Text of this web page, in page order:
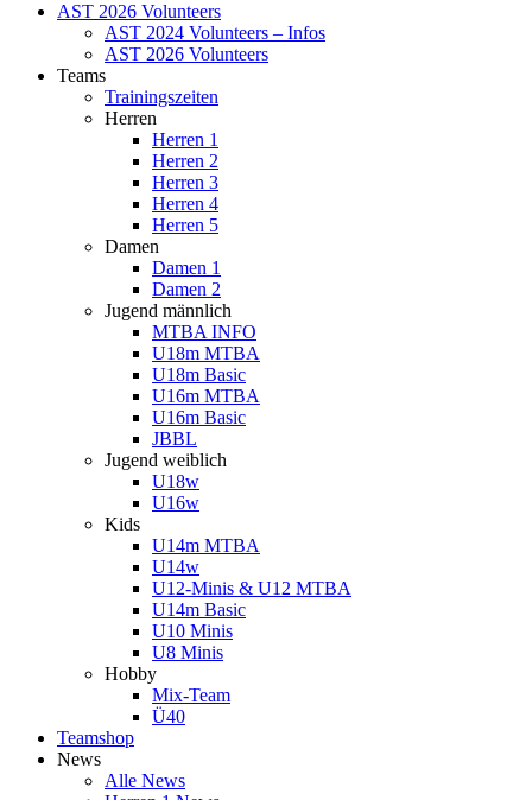
AST 2026 Volunteers
AST 2024 Volunteers – Infos
AST 2026 Volunteers
Teams
Trainingszeiten
Herren
Herren 1
Herren 2
Herren 3
Herren 4
Herren 5
Damen
Damen 1
Damen 2
Jugend männlich
MTBA INFO
U18m MTBA
U18m Basic
U16m MTBA
U16m Basic
JBBL
Jugend weiblich
U18w
U16w
Kids
U14m MTBA
U14w
U12-Minis & U12 MTBA
U14m Basic
U10 Minis
U8 Minis
Hobby
Mix-Team
Ü40
Teamshop
News
Alle News